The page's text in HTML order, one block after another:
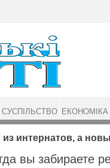
интернатов, а
вы забираете
СУСПІЛЬСТВО ЕКОНОМІКА